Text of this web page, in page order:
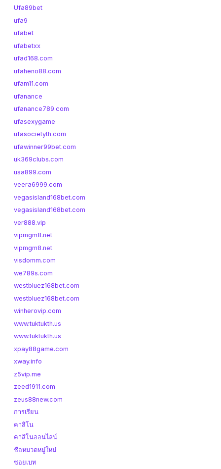
Ufa89bet
ufa9
ufabet
ufabetxx
ufad168.com
ufaheno88.com
ufam11.com
ufanance
ufanance789.com
ufasexygame
ufasocietyth.com
ufawinner99bet.com
uk369clubs.com
usa899.com
veera6999.com
vegasisland168bet.com
vegasisland168bet.com
ver888.vip
vipmgm8.net
vipmgm8.net
visdomm.com
we789s.com
westbluez168bet.com
westbluez168bet.com
winherovip.com
www.tuktukth.us
www.tuktukth.us
xpay88game.com
xway.info
z5vip.me
zeed1911.com
zeus88new.com
การเรียน
คาสิโน
คาสิโนออนไลน์
ชื่อหมวดหมู่ใหม่
ซอยเบท